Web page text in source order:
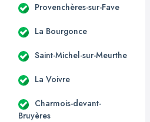
Provenchères-sur-Fave
La Bourgonce
Saint-Michel-sur-Meurthe
La Voivre
Charmois-devant-
Bruyères